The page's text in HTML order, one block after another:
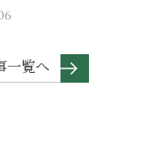
一覧へ